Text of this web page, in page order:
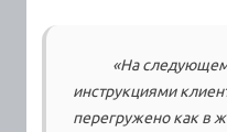
«На следующем
инструкциями
перегружено как в